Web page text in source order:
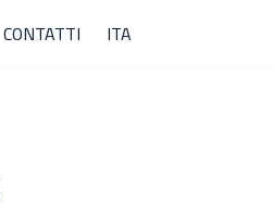
CONTATTI ITA